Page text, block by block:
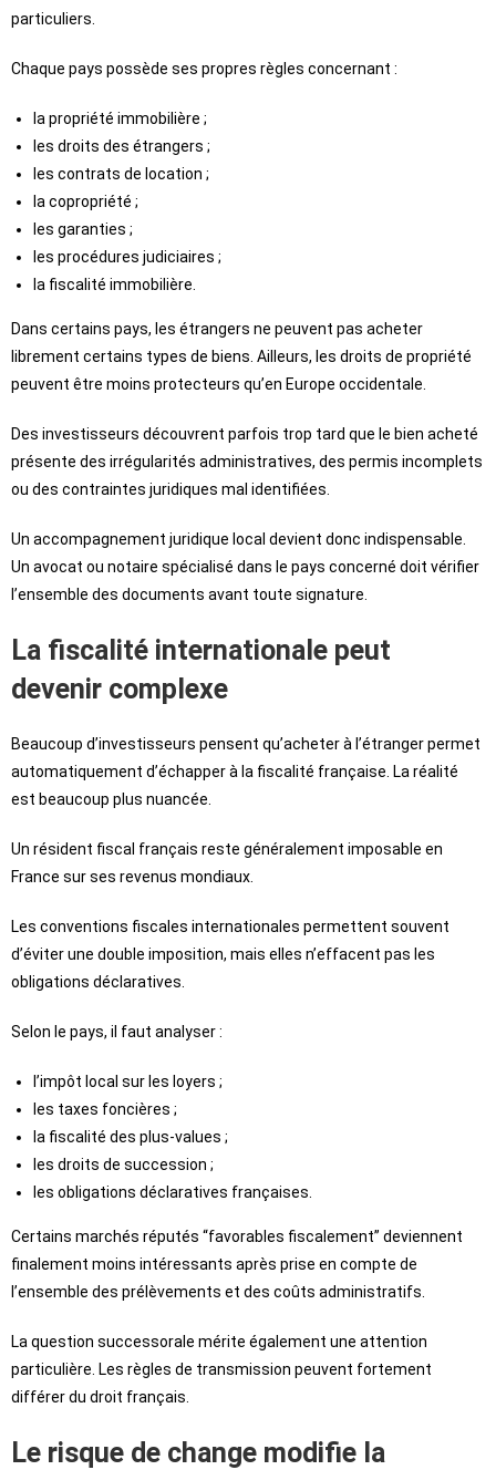
particuliers.
Chaque pays possède ses propres règles concernant :
la propriété immobilière ;
les droits des étrangers ;
les contrats de location ;
la copropriété ;
les garanties ;
les procédures judiciaires ;
la fiscalité immobilière.
Dans certains pays, les étrangers ne peuvent pas acheter
librement certains types de biens. Ailleurs, les droits de propriété
peuvent être moins protecteurs qu’en Europe occidentale.
Des investisseurs découvrent parfois trop tard que le bien acheté
présente des irrégularités administratives, des permis incomplets
ou des contraintes juridiques mal identifiées.
Un accompagnement juridique local devient donc indispensable.
Un avocat ou notaire spécialisé dans le pays concerné doit vérifier
l’ensemble des documents avant toute signature.
La fiscalité internationale peut
devenir complexe
Beaucoup d’investisseurs pensent qu’acheter à l’étranger permet
automatiquement d’échapper à la fiscalité française. La réalité
est beaucoup plus nuancée.
Un résident fiscal français reste généralement imposable en
France sur ses revenus mondiaux.
Les conventions fiscales internationales permettent souvent
d’éviter une double imposition, mais elles n’effacent pas les
obligations déclaratives.
Selon le pays, il faut analyser :
l’impôt local sur les loyers ;
les taxes foncières ;
la fiscalité des plus-values ;
les droits de succession ;
les obligations déclaratives françaises.
Certains marchés réputés “favorables fiscalement” deviennent
finalement moins intéressants après prise en compte de
l’ensemble des prélèvements et des coûts administratifs.
La question successorale mérite également une attention
particulière. Les règles de transmission peuvent fortement
différer du droit français.
Le risque de change modifie la